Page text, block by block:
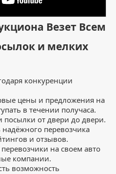
Везет Всем
и мелких
конкуренции
цены и предложения на
в течении получаса.
посылки от двери до двери.
перевозчика
и отзывов.
на своем авто
компании.
возможность